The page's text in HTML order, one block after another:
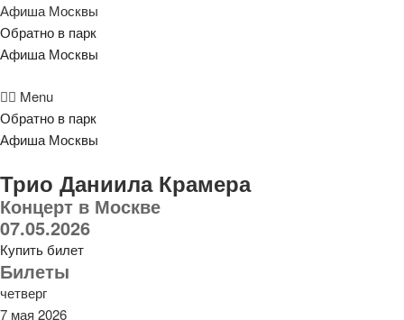
Афиша Москвы
Обратно в парк
Афиша Москвы
Menu
Обратно в парк
Афиша Москвы
Трио Даниила Крамера
Концерт в Москве
07.05.2026
Купить билет
Билеты
четверг
7 мая 2026